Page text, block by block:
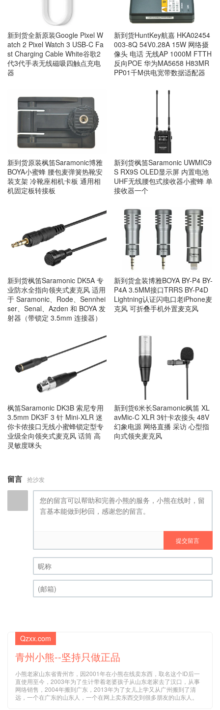
新到货全新原装Google Pixel W
atch 2 Pixel Watch 3 USB-C Fa
st Charging Cable White谷歌2
代3代手表无线磁吸四触点充电
器
新到货HuntKey航嘉 HKA02454
003-8Q 54V0.28A 15W 网络摄
像头 电话 无线AP 1000M FTTH
反向POE 华为MA5658 H83MR
PP01千M供电宽带数据适配器
新到货原装枫笛Saramonic博雅
BOYA小蜜蜂 腰包麦弹簧热靴安
装支架 冷靴座相机卡板 通用相
机固定板转接板
新到货枫笛Saramonic UWMIC9
S RX9S OLED显示屏 内置电池
UHF无线腰包式接收器小蜜蜂 单
接收器一个
新到货枫笛Saramonic DK5A 专
业防水全指向领夹式麦克风 适用
于 Saramonic、Rode、Sennhei
ser、Senal、Azden 和 BOYA 发
射器（带锁定 3.5mm 连接器）
新到货盒装博雅BOYA BY-P4 BY-
P4A 3.5MM接口TRRS BY-P4D
Lightning认证闪电口老iPhone麦
克风 可折叠手机外置麦克风
枫笛Saramonic DK3B 索尼专用
3.5mm DK3F 3 针 Mini-XLR 迷
你卡侬接口无线小蜜蜂锁定型专
业级全向领夹式麦克风 话筒 高
灵敏度咪头
新到货6米长Saramonic枫笛 XL
avMic-C XLR 3针卡农接头 48V
幻象电源 网络直播 采访 心型指
向式领夹麦克风
留言 抢沙发
提交留言
昵称 (必填)
Qzxx.com
青州小熊--坚持只做正品
小熊老家山东省青州市，因2001年在小熊在线卖东西，取名这个ID后一
直使用至今，2003年为了生计带着老婆孩子从山东老家去了汉口，从事
网络销售，2004年搬到广东，2013年为了女儿上学又从广州搬到了清
远，一个在广东的山东人，一个在网上卖东西交到很多朋友的山东人。